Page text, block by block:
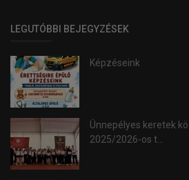
LEGUTÓBBI BEJEGYZÉSEK
Képzéseink
Ünnepélyes keretek
2025/2026-os t...